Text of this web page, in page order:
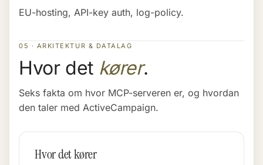
EU-hosting, API-key auth, log-policy.
05 · ARKITEKTUR & DATALAG
Hvor det kører.
Seks fakta om hvor MCP-serveren er, og hvordan
den taler med ActiveCampaign.
Hvor det kører